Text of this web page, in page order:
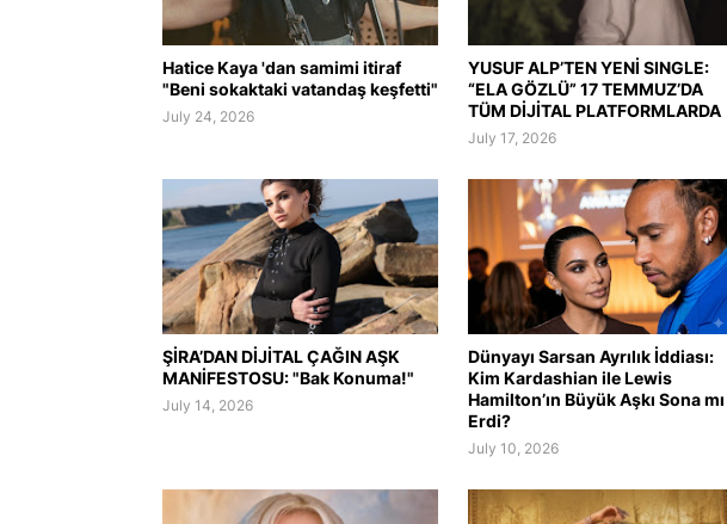
Hatice Kaya 'dan samimi itiraf
"Beni sokaktaki vatandaş keşfetti"
July 24, 2026
YUSUF ALP’TEN YENİ SINGLE:
“ELA GÖZLÜ” 17 TEMMUZ’DA
TÜM DİJİTAL PLATFORMLARDA
July 17, 2026
ŞİRA’DAN DİJİTAL ÇAĞIN AŞK
MANİFESTOSU: "Bak Konuma!"
July 14, 2026
Dünyayı Sarsan Ayrılık İddiası:
Kim Kardashian ile Lewis
Hamilton’ın Büyük Aşkı Sona mı
Erdi?
July 10, 2026